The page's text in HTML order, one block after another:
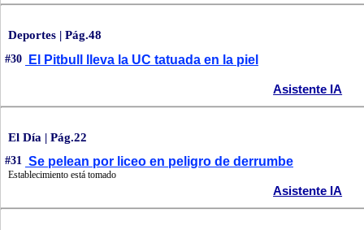
Deportes | Pág.48
#30 El Pitbull lleva la UC tatuada en la piel
Asistente IA
El Día | Pág.22
#31 Se pelean por liceo en peligro de derrumbe
Establecimiento está tomado
Asistente IA